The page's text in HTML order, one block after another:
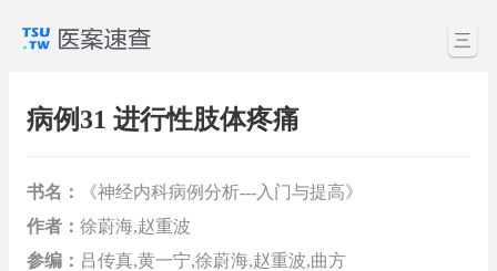
三
病例31 进行性肢体疼痛
书名：
《神经内科病例分析---入门与提高》
作者： 徐蔚海,赵重波
参编： 吕传真,黄一宁,徐蔚海,赵重波,曲方